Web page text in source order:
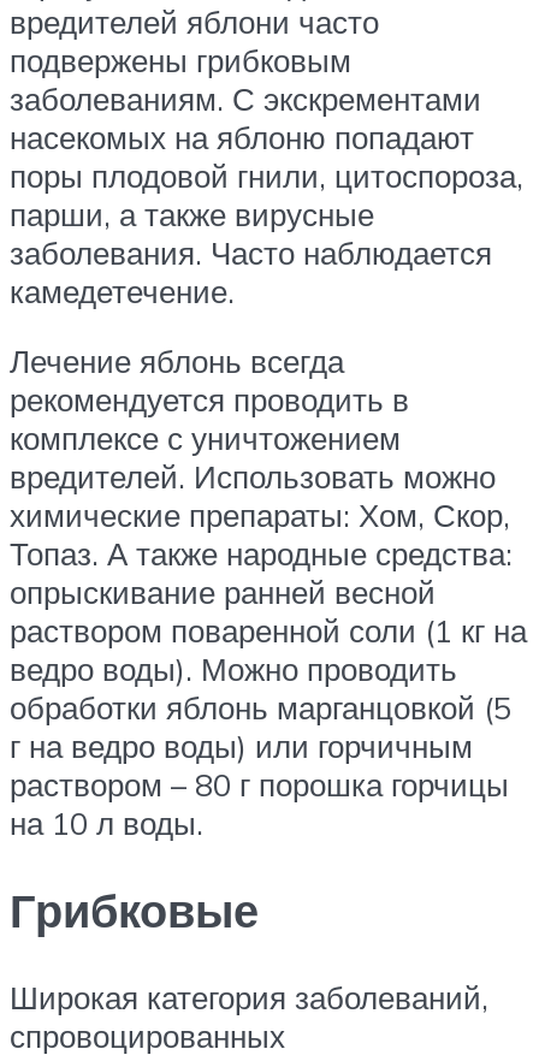
вредителей яблони часто
подвержены грибковым
заболеваниям. С экскрементами
насекомых на яблоню попадают
поры плодовой гнили, цитоспороза,
парши, а также вирусные
заболевания. Часто наблюдается
камедетечение.
Лечение яблонь всегда
рекомендуется проводить в
комплексе с уничтожением
вредителей. Использовать можно
химические препараты: Хом, Скор,
Топаз. А также народные средства:
опрыскивание ранней весной
раствором поваренной соли (1 кг на
ведро воды). Можно проводить
обработки яблонь марганцовкой (5
г на ведро воды) или горчичным
раствором – 80 г порошка горчицы
на 10 л воды.
Грибковые
Широкая категория заболеваний,
спровоцированных